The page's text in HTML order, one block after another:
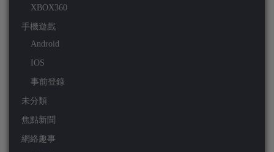
XBOX360
手機遊戲
Android
IOS
事前登錄
未分類
焦點新聞
網絡趣事